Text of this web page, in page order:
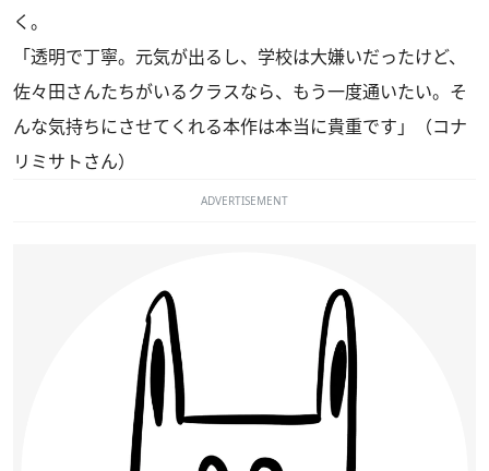
く。
「透明で丁寧。元気が出るし、学校は大嫌いだったけど、
佐々田さんたちがいるクラスなら、もう一度通いたい。そ
んな気持ちにさせてくれる本作は本当に貴重です」（コナ
リミサトさん）
ADVERTISEMENT